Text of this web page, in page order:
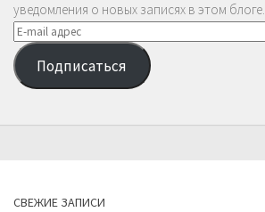
уведомления о новых записях в этом блоге.
E-
mail
адресПодписаться
СВЕЖИЕ ЗАПИСИ